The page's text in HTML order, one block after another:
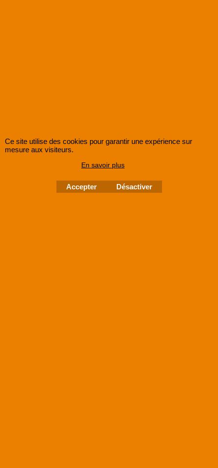
Ce site utilise des cookies pour garantir une expérience sur
mesure aux visiteurs.
En savoir plus
Accepter Désactiver